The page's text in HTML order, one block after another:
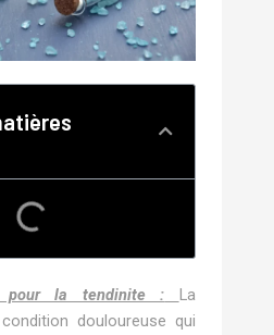
pour la tendinite :
La
douloureuse qui